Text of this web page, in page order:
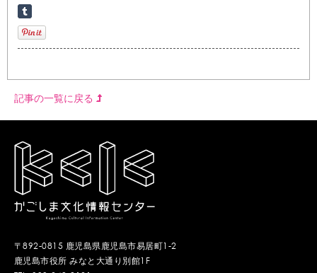
記事の一覧に戻る
〒892-0815 鹿児島県鹿児島市易居町1-2
鹿児島市役所 みなと大通り別館1F